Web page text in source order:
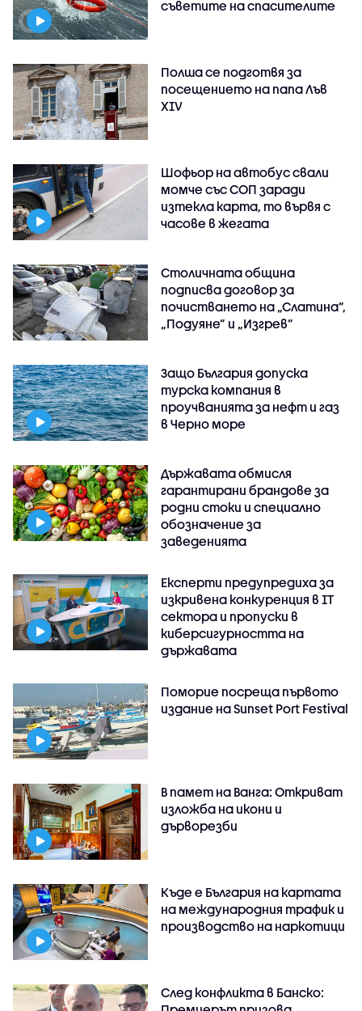
съветите на спасителите
Полша се подготвя за
посещението на папа Лъв
XIV
Шофьор на автобус свали
момче със СОП заради
изтекла карта, то вървя с
часове в жегата
Столичната община
подписва договор за
почистването на „Слатина”,
„Подуяне” и „Изгрев”
Защо България допуска
турска компания в
проучванията за нефт и газ
в Черно море
Държавата обмисля
гарантирани брандове за
родни стоки и специално
обозначение за
заведенията
Експерти предупредиха за
изкривена конкуренция в IT
сектора и пропуски в
киберсигурността на
държавата
Поморие посреща първото
издание на Sunset Port Festival
В памет на Ванга: Откриват
изложба на икони и
дърворезби
Къде е България на картата
на международния трафик и
производство на наркотици
След конфликта в Банско: